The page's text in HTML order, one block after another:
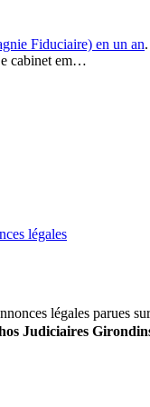
Fiduciaire) en un an
cabinet em…
légales
légales parues
Judiciaires